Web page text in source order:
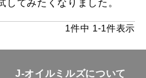
1件中 1-1件表示
J-オイルミルズについて